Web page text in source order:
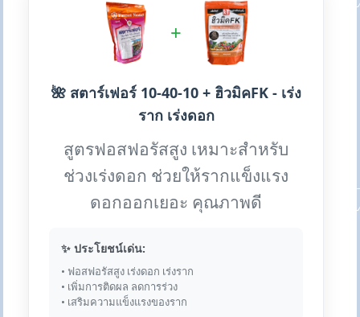
+
🌺 สตาร์เฟอร์ 10-40-10 + ฮิวมิคFK - เร่ง
ราก เร่งดอก
สูตรฟอสฟอรัสสูง เหมาะสำหรับ
ช่วงเร่งดอก ช่วยให้รากแข็งแรง
ดอกออกเยอะ คุณภาพดี
✨ ประโยชน์เด่น:
• ฟอสฟอรัสสูง เร่งดอก เร่งราก
• เพิ่มการติดผล ลดการร่วง
• เสริมความแข็งแรงของราก